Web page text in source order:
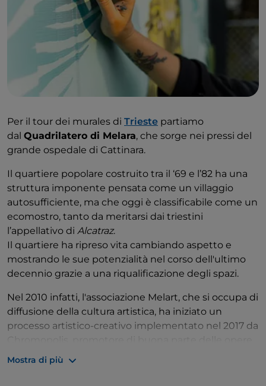
Per il tour dei murales di Trieste partiamo
dal Quadrilatero di Melara, che sorge nei pressi del
grande ospedale di Cattinara.
Il quartiere popolare costruito tra il ‘69 e l’82 ha una
struttura imponente pensata come un villaggio
autosufficiente, ma che oggi è classificabile come un
ecomostro, tanto da meritarsi dai triestini
l’appellativo di Alcatraz.
Il quartiere ha ripreso vita cambiando aspetto e
mostrando le sue potenzialità nel corso dell'ultimo
decennio grazie a una riqualificazione degli spazi.
Nel 2010 infatti, l'associazione Melart, che si occupa di
diffusione della cultura artistica, ha iniziato un
processo artistico-creativo implementato nel 2017 da
che vediamo sui muri di Trieste. Quest’ultimo
Mostra di più